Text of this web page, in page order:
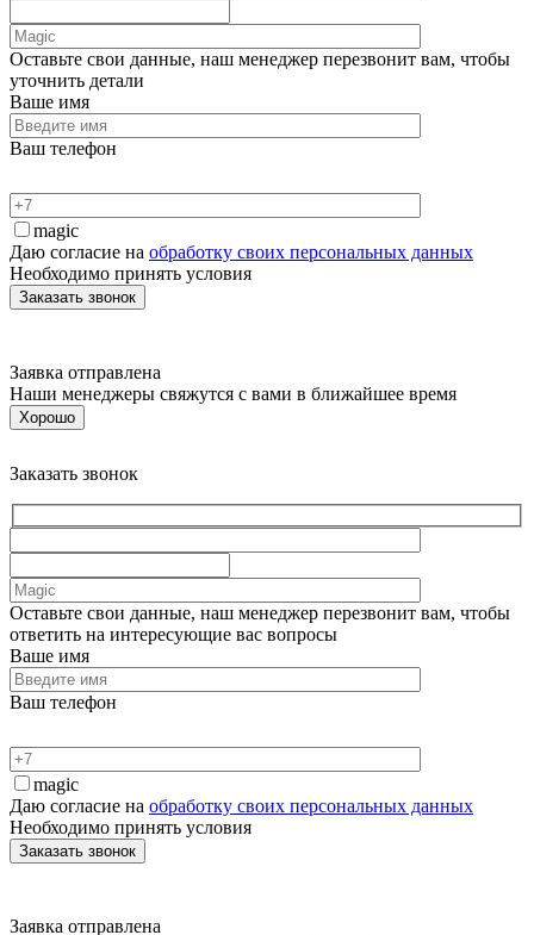
Оставьте свои данные, наш менеджер перезвонит вам, чтобы
уточнить детали
Ваше имя
Ваш телефон
magic
Даю согласие на обработку своих персональных данных
Необходимо принять условия
Заявка отправлена
Наши менеджеры свяжутся с вами в ближайшее время
Хорошо
Заказать звонок
Оставьте свои данные, наш менеджер перезвонит вам, чтобы
ответить на интересующие вас вопросы
Ваше имя
Ваш телефон
magic
Даю согласие на обработку своих персональных данных
Необходимо принять условия
Заявка отправлена